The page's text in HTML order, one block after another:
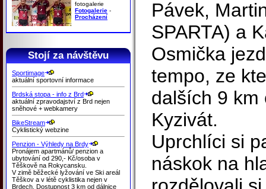
fotogalerie
Fotogalerie -
Procházení
Stojí za návštěvu
Sportimage
aktuální sportovní informace
Brdská stopa - info z Brd
aktuální zpravodajství z Brd nejen
sněhové + webkamery
BikeStream
Cyklistický webzine
Penzion - Výhledy na Brdy
Pronájem apartmánů/ penzion a
ubytování od 290,- Kč/osoba v
Těškově na Rokycansku.
V zimě běžecké lyžování ve Ski areál
Těškov a v létě cyklistika nejen v
Brdech. Dostupnost 3 km od dálnice
Pávek,
SPARTA) a
Osmička
tempo, ze
dalších 9 km
Kyzivát.
Uprchlíci si
náskok na